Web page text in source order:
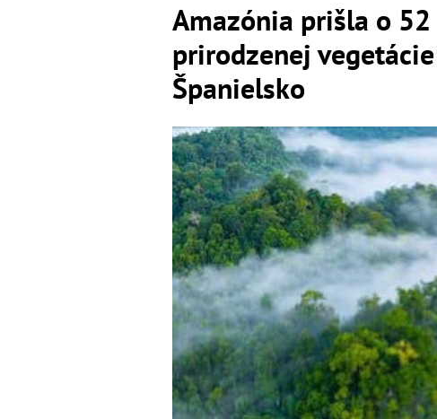
Amazónia prišla o
prirodzenej
Španielsko